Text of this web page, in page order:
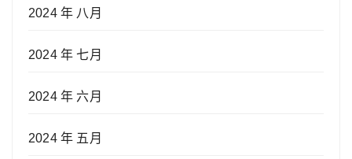
2024 年 八月
2024 年 七月
2024 年 六月
2024 年 五月